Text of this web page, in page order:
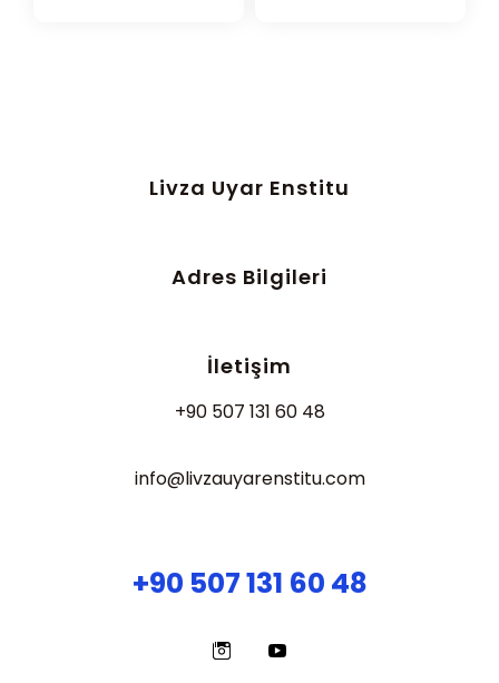
Livza Uyar Enstitu
Adres Bilgileri
İletişim
+90 507 131 60 48
info@livzauyarenstitu.com
+90 507 131 60 48